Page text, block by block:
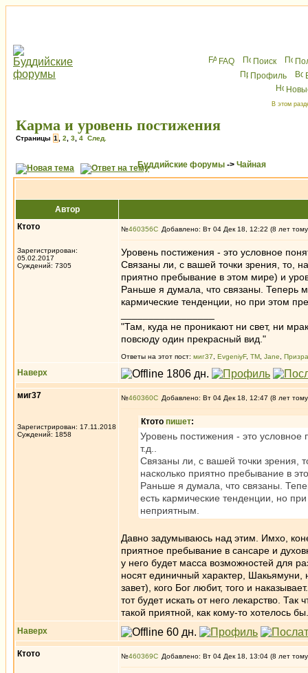
FAQ Поиск
Профиль
В этом
Карма и уровень постижения
Страницы 1 2 3 4 След.
Буддийские форумы -> Чайная
Автор
Ктото
Зарегистрирован:
05.02.2017
Суждений: 7305
№460356 Добавлено: Вт 04 Дек 18, 12:22 (8 лет
Уровень постижения - это условное
Связаны ли, с вашей точки зрения, то,
приятно пребывание в этом мире) и
Раньше я думала, что связаны. Теперь
кармические тенденции, но при этом
"Там, куда не проникают ни свет, ни
повсюду один прекрасный вид."
Ответы на этот пост: миг37 EvgeniyF, ТМ Jane
Наверх
миг37
Зарегистрирован: 17.11.2018
Суждений: 1858
№460360 Добавлено: Вт 04 Дек 18, 12:47 (8 лет
Ктото пишет:
Уровень постижения - это условное
т.д..
Связаны ли, с вашей точки зрения,
насколько приятно пребывание в
Раньше я думала, что связаны.
есть кармические тенденции, но
неприятным.
Давно задумываюсь над этим. Имхо,
приятное пребывание в сансаре и
у него будет масса возможностей для
носят единичный характер, Шакьямуни,
завет), кого Бог любит, того и
тот будет искать от него лекарство.
такой приятной, как кому-то хотелось бы.
Наверх
Ктото №460369 Добавлено: Вт 04 Дек 18, 13:04 (8 лет